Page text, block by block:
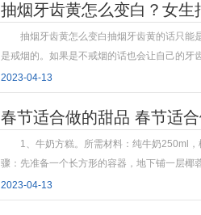
抽烟牙齿黄怎么变白？女生
抽烟牙齿黄怎么变白抽烟牙齿黄的话只能
是戒烟的。如果是不戒烟的话也会让自己的牙
2023-04-13
春节适合做的甜品 春节适
1、牛奶方糕。所需材料：纯牛奶250ml
骤：先准备一个长方形的容器，地下铺一层椰
2023-04-13